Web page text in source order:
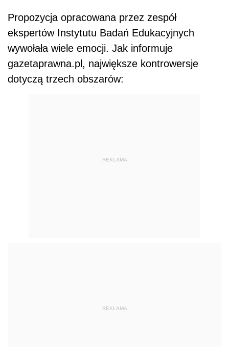
Propozycja opracowana przez zespół
ekspertów Instytutu Badań Edukacyjnych
wywołała wiele emocji. Jak informuje
gazetaprawna.pl, największe kontrowersje
dotyczą trzech obszarów:
REKLAMA
REKLAMA